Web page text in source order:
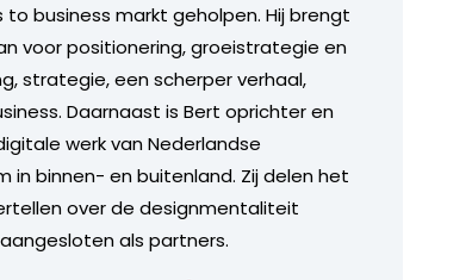
business markt geholpen. Hij brengt
voor positionering, groeistrategie en
strategie, een scherper verhaal,
Daarnaast is Bert oprichter en
werk van Nederlandse
binnen- en buitenland. Zij delen het
over de designmentaliteit
als partners.